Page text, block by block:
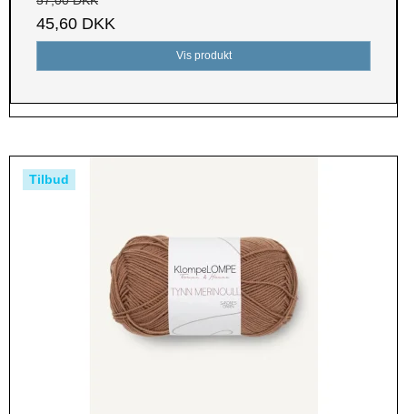
45,60 DKK
Vis produkt
Tilbud